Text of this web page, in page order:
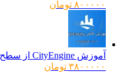
۸۰۰۰۰۰ تومان
آموزش CityEngine از سطح مقدماتی تا پیشرفته
۳۸۰۰۰۰۰ تومان